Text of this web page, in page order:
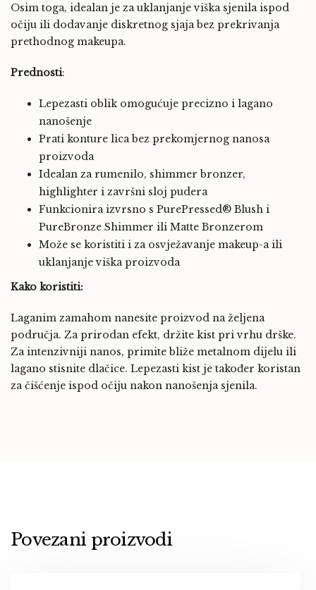
Osim toga, idealan je za uklanjanje viška sjenila ispod
očiju ili dodavanje diskretnog sjaja bez prekrivanja
prethodnog makeupa.
Prednosti:
Lepezasti oblik omogućuje precizno i lagano
nanošenje
Prati konture lica bez prekomjernog nanosa
proizvoda
Idealan za rumenilo, shimmer bronzer,
highlighter i završni sloj pudera
Funkcionira izvrsno s PurePressed® Blush i
PureBronze Shimmer ili Matte Bronzerom
Može se koristiti i za osvježavanje makeup-a ili
uklanjanje viška proizvoda
Kako koristiti:
Laganim zamahom nanesite proizvod na željena
područja. Za prirodan efekt, držite kist pri vrhu drške.
Za intenzivniji nanos, primite bliže metalnom dijelu ili
lagano stisnite dlačice. Lepezasti kist je također koristan
za čišćenje ispod očiju nakon nanošenja sjenila.
Povezani proizvodi